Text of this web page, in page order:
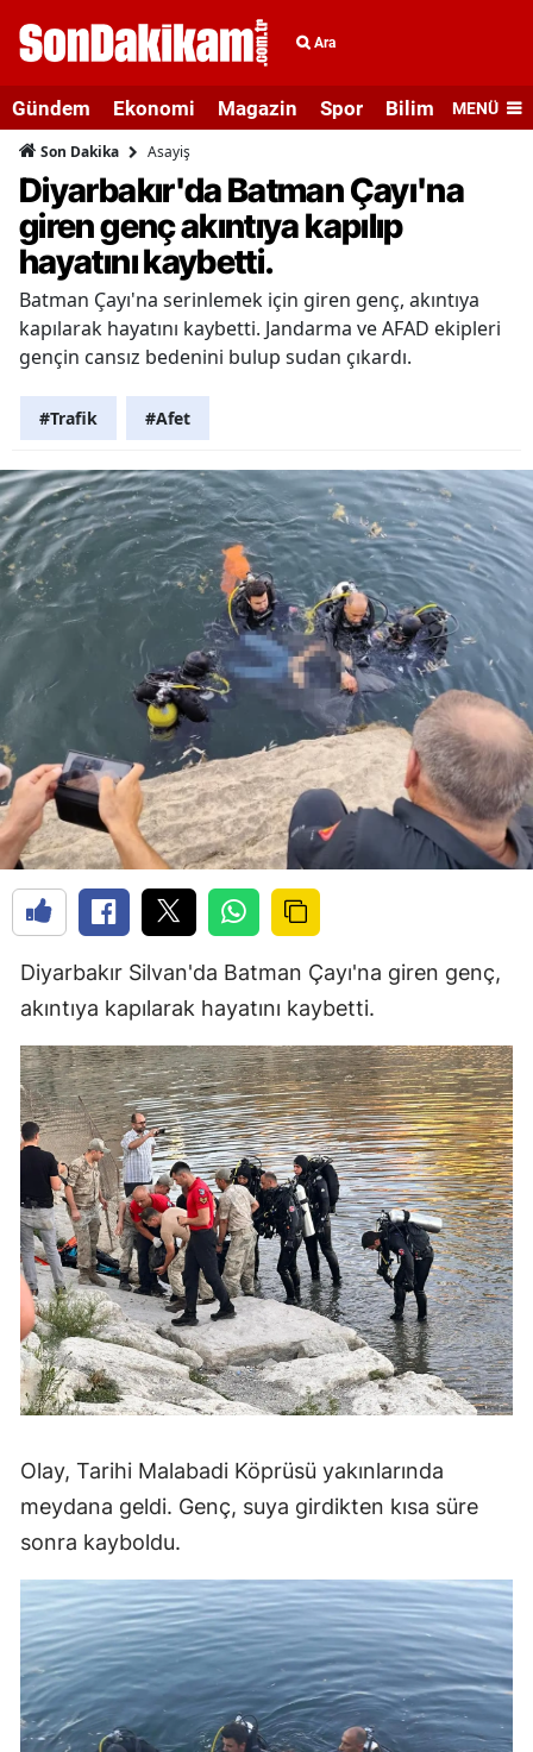
Ara
Gündem Ekonomi Magazin Spor Bilim veMENÜ
Son Dakika Asayiş
Diyarbakır'da Batman Çayı'na
giren genç akıntıya kapılıp
hayatını kaybetti.
Batman Çayı'na serinlemek için giren genç, akıntıya
kapılarak hayatını kaybetti. Jandarma ve AFAD ekipleri
gençin cansız bedenini bulup sudan çıkardı.
#Trafik #Afet
Diyarbakır Silvan'da Batman Çayı'na giren genç,
akıntıya kapılarak hayatını kaybetti.
Olay, Tarihi Malabadi Köprüsü yakınlarında
meydana geldi. Genç, suya girdikten kısa süre
sonra kayboldu.